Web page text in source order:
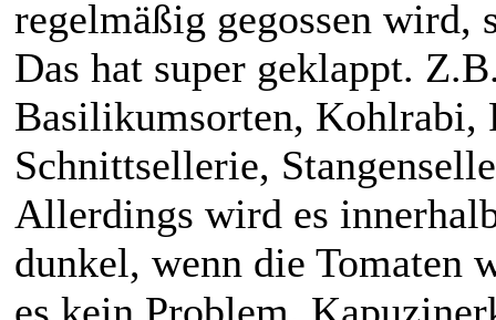
regelmäßig gegossen wird,
Das hat super geklappt.
Basilikumsorten, Kohlrabi,
Schnittsellerie,
Allerdings wird es
dunkel, wenn die Tomaten
es kein Problem.